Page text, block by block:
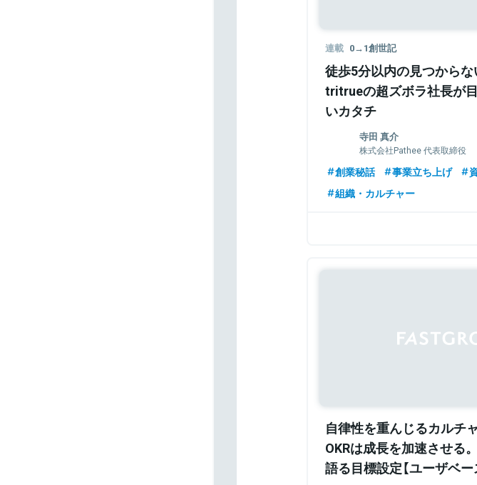
連載 0→1創世記
徒歩5分以内の見つからな
tritrueの超ズボラ社長が
いカタチ
寺田 真介
株式会社Pathee 代表取締役
創業秘話 事業立ち上げ
組織・カルチャー
自律性を重んじるカルチ
OKRは成長を加速させる
語る目標設定【ユーザベ